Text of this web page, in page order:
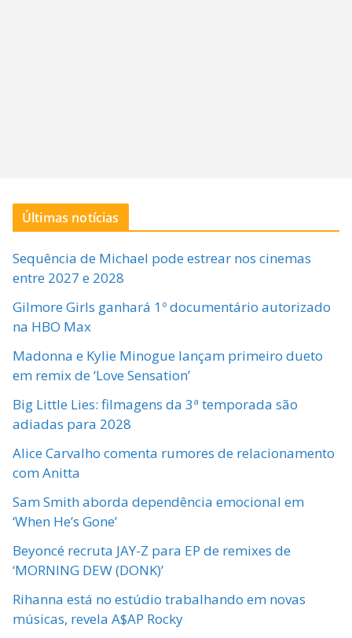
Últimas notícias
Sequência de Michael pode estrear nos cinemas
entre 2027 e 2028
Gilmore Girls ganhará 1º documentário autorizado
na HBO Max
Madonna e Kylie Minogue lançam primeiro dueto
em remix de ‘Love Sensation’
Big Little Lies: filmagens da 3ª temporada são
adiadas para 2028
Alice Carvalho comenta rumores de relacionamento
com Anitta
Sam Smith aborda dependência emocional em
‘When He’s Gone’
Beyoncé recruta JAY-Z para EP de remixes de
‘MORNING DEW (DONK)’
Rihanna está no estúdio trabalhando em novas
músicas, revela A$AP Rocky